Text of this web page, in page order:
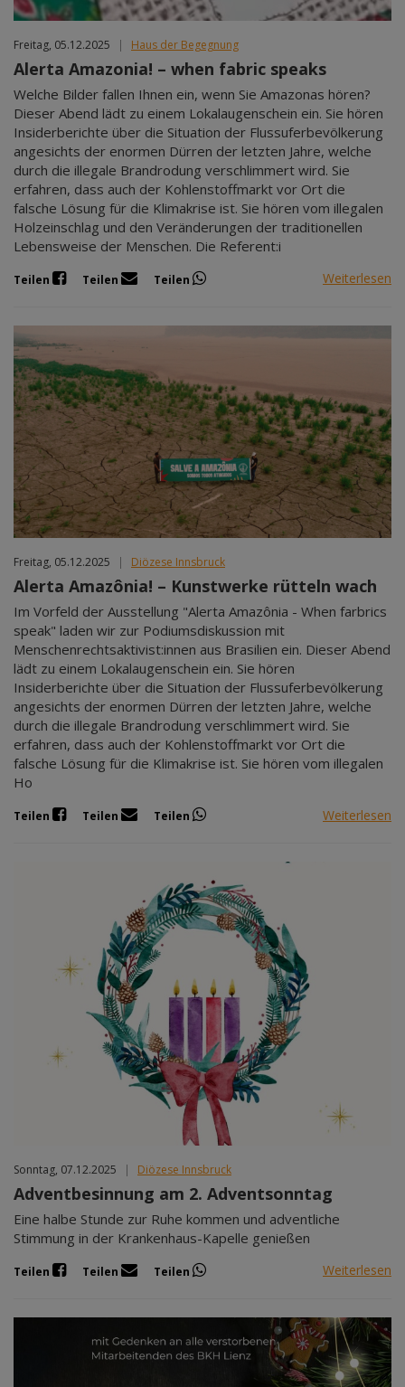
Freitag, 05.12.2025 | Haus der Begegnung
Alerta Amazonia! – when fabric speaks
Welche Bilder fallen Ihnen ein, wenn Sie Amazonas hören?
Dieser Abend lädt zu einem Lokalaugenschein ein. Sie hören
Insiderberichte über die Situation der Flussuferbevölkerung
angesichts der enormen Dürren der letzten Jahre, welche
durch die illegale Brandrodung verschlimmert wird. Sie
erfahren, dass auch der Kohlenstoffmarkt vor Ort die
falsche Lösung für die Klimakrise ist. Sie hören vom illegalen
Holzeinschlag und den Veränderungen der traditionellen
Lebensweise der Menschen. Die Referent:i
Teilen Teilen Teilen Weiterlesen
Freitag, 05.12.2025 | Diözese Innsbruck
Alerta Amazônia! – Kunstwerke rütteln wach
Im Vorfeld der Ausstellung "Alerta Amazônia - When farbrics
speak" laden wir zur Podiumsdiskussion mit
Menschenrechtsaktivist:innen aus Brasilien ein. Dieser Abend
lädt zu einem Lokalaugenschein ein. Sie hören
Insiderberichte über die Situation der Flussuferbevölkerung
angesichts der enormen Dürren der letzten Jahre, welche
durch die illegale Brandrodung verschlimmert wird. Sie
erfahren, dass auch der Kohlenstoffmarkt vor Ort die
falsche Lösung für die Klimakrise ist. Sie hören vom illegalen
Ho
Teilen Teilen Teilen Weiterlesen
Sonntag, 07.12.2025 | Diözese Innsbruck
Adventbesinnung am 2. Adventsonntag
Eine halbe Stunde zur Ruhe kommen und adventliche
Stimmung in der Krankenhaus-Kapelle genießen
Teilen Teilen Teilen Weiterlesen